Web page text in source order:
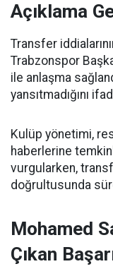
Açıklama
Transfer
Trabzonspor
ile anlaşma
yansıtmadığını
Kulüp yönetimi,
haberlerine
vurgularken,
doğrultusunda
Mohamed
Çıkan